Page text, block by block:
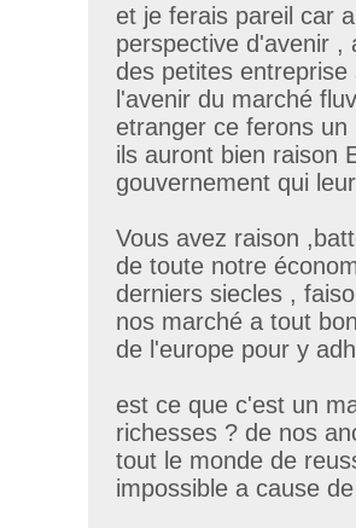
et je ferais pareil car
perspective d'avenir ,
des petites
l'avenir du marché
etranger ce ferons
ils auront bien raison
gouvernement qui
Vous avez raison
de toute notre
derniers siecles ,
nos marché a tout
de l'europe pour y
est ce que c'est un
richesses ? de nos
tout le monde de
impossible a cause